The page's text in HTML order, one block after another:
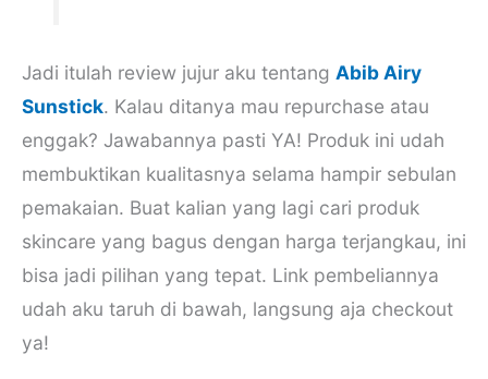
Jadi itulah review jujur aku tentang Abib Airy
Sunstick. Kalau ditanya mau repurchase atau
enggak? Jawabannya pasti YA! Produk ini udah
membuktikan kualitasnya selama hampir sebulan
pemakaian. Buat kalian yang lagi cari produk
skincare yang bagus dengan harga terjangkau, ini
bisa jadi pilihan yang tepat. Link pembeliannya
udah aku taruh di bawah, langsung aja checkout
ya!